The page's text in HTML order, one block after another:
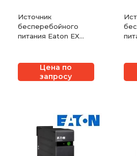
Источник
бесперебойного
питания Eaton EX
Цена по
запросу